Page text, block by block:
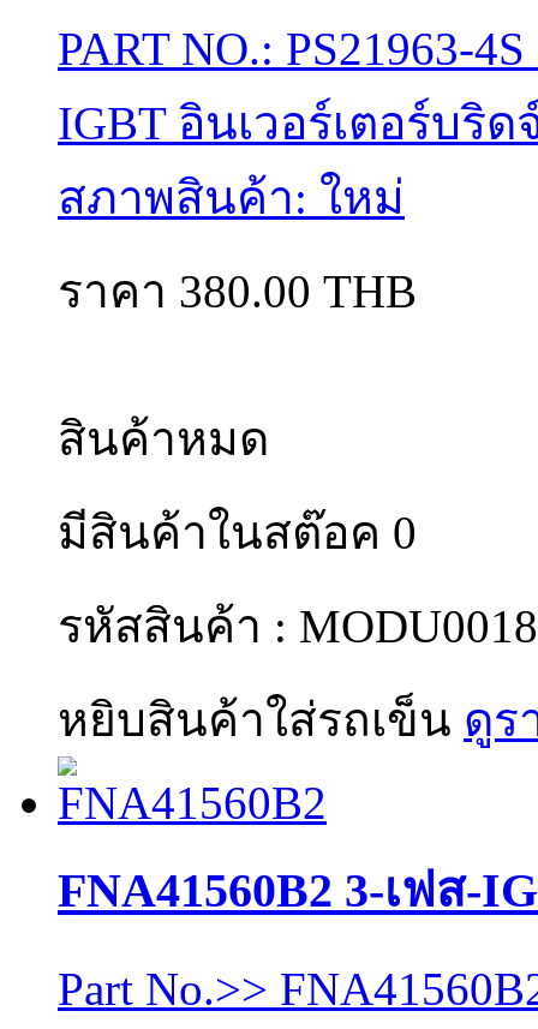
PART NO.: PS21963-
IGBT อินเวอร์เตอร์บริด
สภาพสินค้า: ใหม่
ราคา 380.00 THB
สินค้าหมด
มีสินค้าในสต๊อค 0
รหัสสินค้า : MODU0018
หยิบสินค้าใส่รถเข็น ดูร
FNA41560B2 3-เฟส-
Part No.>>